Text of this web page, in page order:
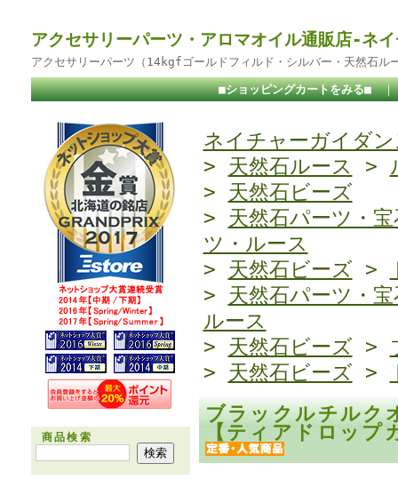
アクセサリーパーツ・アロマオイル通販店-ネ
アクセサリーパーツ（14kgfゴールドフィルド・シルバー・天然石ル
■ショッピングカートをみる■
商品検索
ネイチャーガイダン
> 天然石ルース >
> 天然石ビーズ
> 天然石パーツ・
ツ・ルース
> 天然石ビーズ >
> 天然石パーツ・
ルース
> 天然石ビーズ >
> 天然石ビーズ >
ブラックルチル
【ティアドロッ